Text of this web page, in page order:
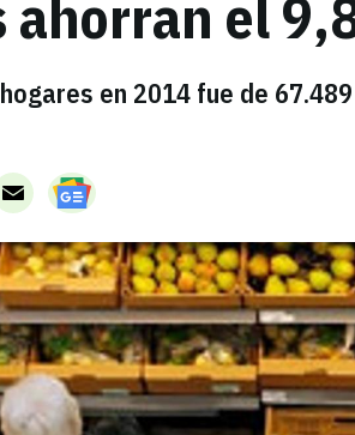
ahorran el
en 2014 fue de
Email